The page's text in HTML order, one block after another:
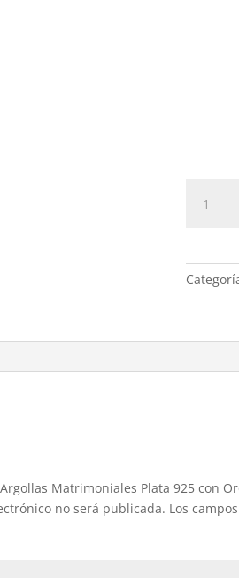
-
Matrimoniales Plata 925 con
no será publicada. Los